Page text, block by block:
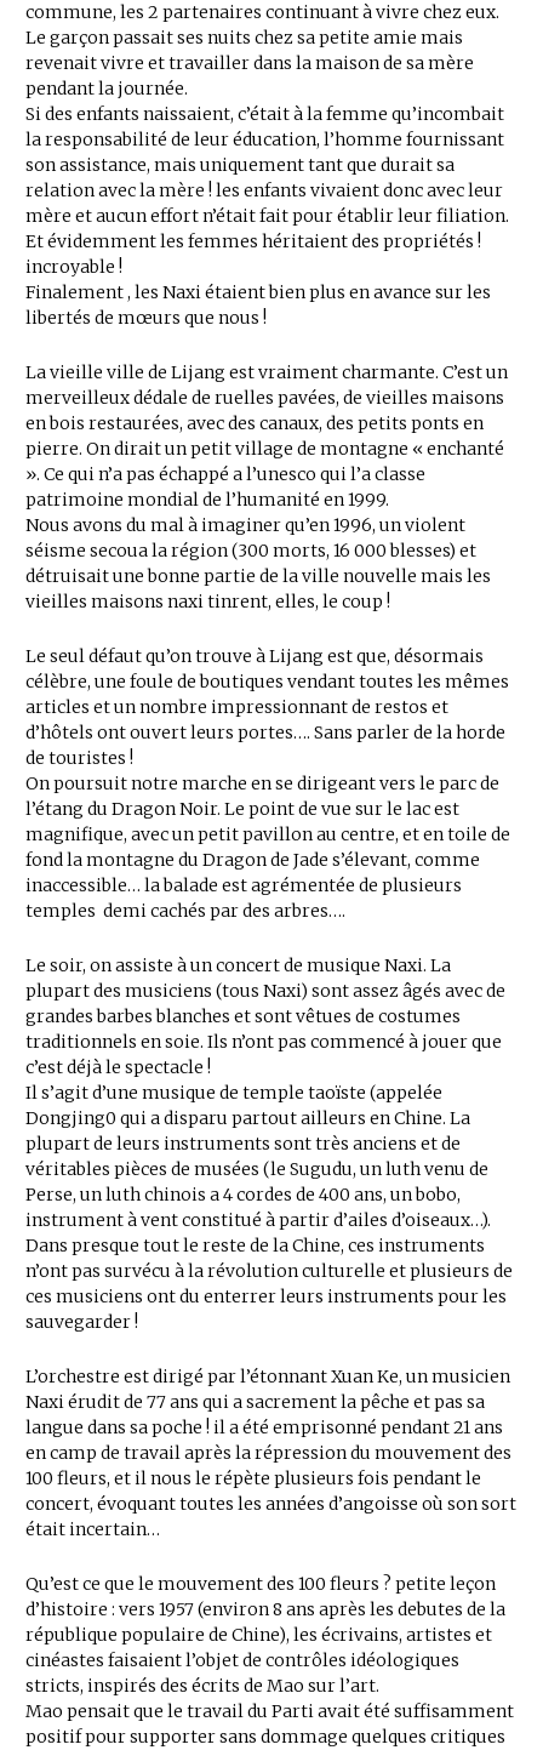
commune, les 2 partenaires continuant à vivre chez eux.
Le garçon passait ses nuits chez sa petite amie mais
revenait vivre et travailler dans la maison de sa mère
pendant la journée.
Si des enfants naissaient, c’était à la femme qu’incombait
la responsabilité de leur éducation, l’homme fournissant
son assistance, mais uniquement tant que durait sa
relation avec la mère ! les enfants vivaient donc avec leur
mère et aucun effort n’était fait pour établir leur filiation.
Et évidemment les femmes héritaient des propriétés !
incroyable !
Finalement , les Naxi étaient bien plus en avance sur les
libertés de mœurs que nous !
La vieille ville de Lijang est vraiment charmante. C’est un
merveilleux dédale de ruelles pavées, de vieilles maisons
en bois restaurées, avec des canaux, des petits ponts en
pierre. On dirait un petit village de montagne « enchanté
». Ce qui n’a pas échappé a l’unesco qui l’a classe
patrimoine mondial de l’humanité en 1999.
Nous avons du mal à imaginer qu’en 1996, un violent
séisme secoua la région (300 morts, 16 000 blesses) et
détruisait une bonne partie de la ville nouvelle mais les
vieilles maisons naxi tinrent, elles, le coup !
Le seul défaut qu’on trouve à Lijang est que, désormais
célèbre, une foule de boutiques vendant toutes les mêmes
articles et un nombre impressionnant de restos et
d’hôtels ont ouvert leurs portes…. Sans parler de la horde
de touristes !
On poursuit notre marche en se dirigeant vers le parc de
l’étang du Dragon Noir. Le point de vue sur le lac est
magnifique, avec un petit pavillon au centre, et en toile de
fond la montagne du Dragon de Jade s’élevant, comme
inaccessible… la balade est agrémentée de plusieurs
temples demi cachés par des arbres….
Le soir, on assiste à un concert de musique Naxi. La
plupart des musiciens (tous Naxi) sont assez âgés avec de
grandes barbes blanches et sont vêtues de costumes
traditionnels en soie. Ils n’ont pas commencé à jouer que
c’est déjà le spectacle !
Il s’agit d’une musique de temple taoïste (appelée
Dongjing0 qui a disparu partout ailleurs en Chine. La
plupart de leurs instruments sont très anciens et de
véritables pièces de musées (le Sugudu, un luth venu de
Perse, un luth chinois a 4 cordes de 400 ans, un bobo,
instrument à vent constitué à partir d’ailes d’oiseaux…).
Dans presque tout le reste de la Chine, ces instruments
n’ont pas survécu à la révolution culturelle et plusieurs de
ces musiciens ont du enterrer leurs instruments pour les
sauvegarder !
L’orchestre est dirigé par l’étonnant Xuan Ke, un musicien
Naxi érudit de 77 ans qui a sacrement la pêche et pas sa
langue dans sa poche ! il a été emprisonné pendant 21 ans
en camp de travail après la répression du mouvement des
100 fleurs, et il nous le répète plusieurs fois pendant le
concert, évoquant toutes les années d’angoisse où son sort
était incertain…
Qu’est ce que le mouvement des 100 fleurs ? petite leçon
d’histoire : vers 1957 (environ 8 ans après les debutes de la
république populaire de Chine), les écrivains, artistes et
cinéastes faisaient l’objet de contrôles idéologiques
stricts, inspirés des écrits de Mao sur l’art.
Mao pensait que le travail du Parti avait été suffisamment
positif pour supporter sans dommage quelques critiques